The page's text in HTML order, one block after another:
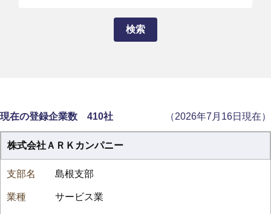
現在の登録企業数 410社 （2026年7月16日現在）
株式会社ＡＲＫカンパニー
島根支部
サービス業